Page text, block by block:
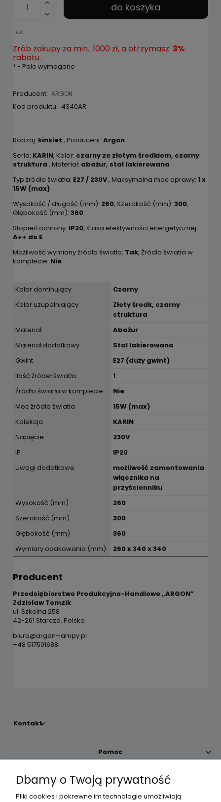
szt.
do koszyka
Zrób zakupy za min.: 1000 zł, a otrzymasz: 3%
rabatu.
*- Pole wymagane
Producent: ARGON
Kod produktu: 4340AR
Rodzaj: kinkiet , Producent: Argon
Seria: KARIN, Kolor: czarny ze złotym środkiem, czarny
struktura , Materiał: abażur, stal lakierowana
Typ źródła światła: E27 / 230V, Maksymalna moc oprawy: 1 x
15W (max)
Wysokość / długość (mm): 260, Szerokość (mm): 300,
Głębokość (mm): 360
Stopień ochrony: IP20, Klasa efektywności energetycznej:
A++ do E
Możliwość wymiany źródła światła: Tak, Źródła światła w
komplecie: Nie
Kolor dominujący
Czarny
Kolor uzupełniający
Złoty środk, czarny
struktura
Materiał
Abażur
Materiał dodatkowy
Stal lakierowana
Gwint
E27 (duży gwint)
Ilość źródeł światła
1
Źródło światła w komplecie
Nie
Moc źródła światła
15W (max)
Kolekcja
KARIN
Napięcie
230V
IP
IP20
Uwagi dodatkowe
możliwość zamontowania
włącznika na
przyścienniku
Wysokość (mm)
260
Szerokość (mm)
300
Głębokość (mm)
360
Wymiary opakowania (mm)
260 x 340 x 340
Producent
Przedsiębiorstwo Produkcyjno-Handlowe „ARGON”
Zdzisław Tomzik
ul. Szkolna 258
42-261 Starcza, Polska
biuro@argon-lampy.pl
+48 517501688
Kontakt
Pomoc
Moje konto
Dbamy o Twoją prywatność
Pliki cookies i pokrewne im technologie umożliwiają